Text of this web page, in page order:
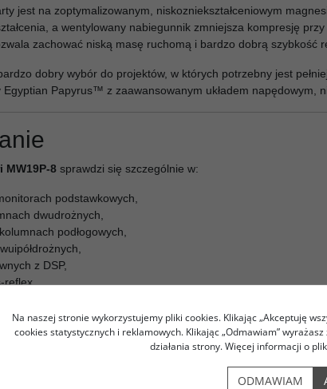
jest na zoptymalizowanym, niskozniekształceniowym
a wentylowany nabiegunnik zmniejsza kompresję
zachować niską masę ruchomą i bardzo dobrą szybkość
dobry wybór do projektów, w których potrzebny jest
Papyrus™ z zaawansowanym układem napędowym,
MW19P-8 sprawdzi się szczególnie w:
podstawkowych,
dwudrożnych,
podłogowych,
z DSP,
reflex,
bierną,
kina domowego,
zestawów głośnikowych,
naturalnej średnicy i mocniejszego basu.
Na naszej stronie wykorzystujemy pliki cookies. Klikając „Akceptuję
cookies statystycznych i reklamowych. Klikając „Odmawiam”
działania strony. Więcej informacji o
ODMAWIAM